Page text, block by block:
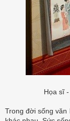
Họa sĩ
Trong đời sống văn